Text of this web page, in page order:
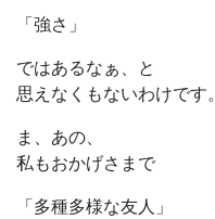
「強さ」
ではあるなぁ、と
思えなくもないわけです。
ま、あの、
私もおかげさまで
「多種多様な友人」